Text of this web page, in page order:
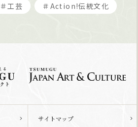
＃工芸 ＃Action!伝統文化
サイトマップ